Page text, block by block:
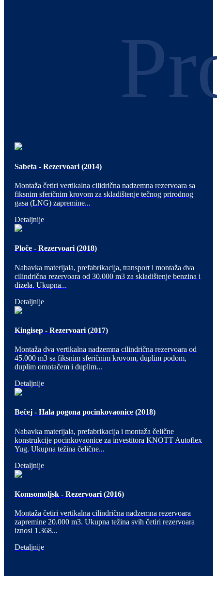
Sabeta - Rezervoari (2014)
Montaža četiri vertikalna cilidrična nadzemna rezervoara sa
fiksnim sferičnim krovom za skladištenje tečnog prirodnog
gasa (LNG) zapremine...
Detaljnije
Ploče - Rezervoari (2018)
Nabavka materijala, prefabrikacija, transport i montaža dva
cilindrična rezervoara od 30.000 m3 za skladištenje benzina i
dizela. Ukupna...
Detaljnije
Kingisep - Rezervoari (2017)
Montaža dva vertikalna nadzemna cilindrična rezervoara od
45.000 m3 sa fiksnim sferičnim krovom, duplim podom,
duplim omotačem i duplim...
Detaljnije
Bečej - Hala pogona pocinkovaonice (2018)
Nabavka materijala, prefabrikacija i montaža čelične
konstrukcije pocinkovaonice za investitora KNOTT Autoflex
Yug. Ukupna težina čelične...
Detaljnije
Komsomoljsk - Rezervoari (2016)
Montaža četiri vertikalna cilindrična nadzemna rezervoara
zapremine 20.000 m3. Ukupna težina svih četiri rezervoara
iznosi 1.368...
Detaljnije